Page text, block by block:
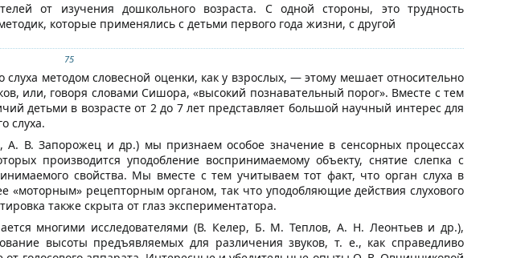
от изучения дошкольного возраста. С одной стороны, это трудность
которые применялись с детьми первого года жизни, с другой
75
методом словесной оценки, как у взрослых, — этому мешает относительно
или, говоря словами Сишора, «высокий познавательный порог». Вместе с тем
детьми в возрасте от 2 до 7 лет представляет большой научный интерес для
слуха.
А. В. Запорожец и др.) мы признаем особое значение в сенсорных процессах
производится уподобление воспринимаемому объекту, снятие слепка с
свойства. Мы вместе с тем учитываем тот факт, что орган слуха в
«моторным» рецепторным органом, так что уподобляющие действия слухового
также скрыта от глаз экспериментатора.
многими исследователями (В. Келер, Б. М. Теплов, А. Н. Леонтьев и др.),
высоты предъявляемых для различения звуков, т. е., как справедливо